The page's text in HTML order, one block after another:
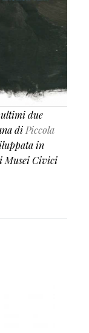
due
di Piccola
in
i Musei Civici